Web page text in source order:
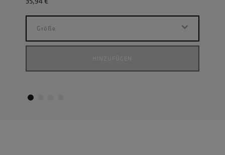
Größe
HINZUFÜGEN